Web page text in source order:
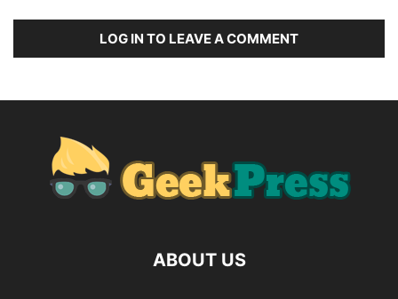
LOG IN TO LEAVE A COMMENT
ABOUT US